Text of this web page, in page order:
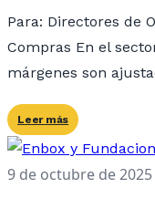
Para: Directores de
Compras En el
márgenes son
Leer más
9 de octubre de 2025